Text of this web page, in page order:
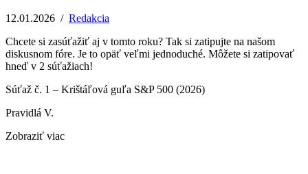
12.01.2026 / Redakcia
Chcete si zasúťažiť aj v tomto roku? Tak si zatipujte na našom
diskusnom fóre. Je to opäť veľmi jednoduché. Môžete si zatipovať
hneď v 2 súťažiach!
Súťaž č. 1 – Krištáľová guľa S&P 500 (2026)
Pravidlá V.
Zobraziť viac